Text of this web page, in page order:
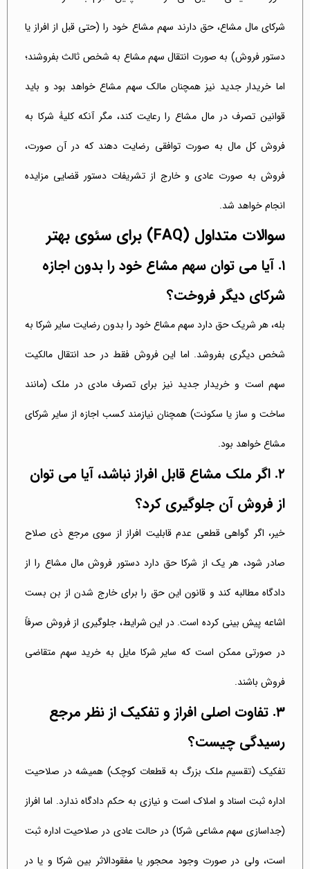
شرکای مال مشاع، حق دارند سهم مشاع خود را (حتی قبل از افراز یا
دستور فروش) به صورت انتقال سهم مشاع به شخص ثالث بفروشند؛
اما خریدار جدید نیز همچنان مالک سهم مشاع خواهد بود و باید
قوانین تصرف در مال مشاع را رعایت کند، مگر آنکه کلیۀ شرکا به
فروش کل مال به صورت توافقی رضایت دهند که در آن صورت،
فروش به صورت عادی و خارج از تشریفات دستور قضایی مزایده
انجام خواهد شد.
سوالات متداول (FAQ) برای سئوی بهتر
۱. آیا می توان سهم مشاع خود را بدون اجازه
شرکای دیگر فروخت؟
بله، هر شریک حق دارد سهم مشاع خود را بدون رضایت سایر شرکا به
شخص دیگری بفروشد. اما این فروش فقط در حد انتقال مالکیت
سهم است و خریدار جدید نیز برای تصرف مادی در ملک (مانند
ساخت و ساز یا سکونت) همچنان نیازمند کسب اجازه از سایر شرکای
مشاع خواهد بود.
۲. اگر ملک مشاع قابل افراز نباشد، آیا می توان
از فروش آن جلوگیری کرد؟
خیر، اگر گواهی قطعی عدم قابلیت افراز از سوی مرجع ذی صلاح
صادر شود، هر یک از شرکا حق دارد دستور فروش مال مشاع را از
دادگاه مطالبه کند و قانون این حق را برای خارج شدن از بن بست
اشاعه پیش بینی کرده است. در این شرایط، جلوگیری از فروش صرفاً
در صورتی ممکن است که سایر شرکا مایل به خرید سهم متقاضی
فروش باشند.
۳. تفاوت اصلی افراز و تفکیک از نظر مرجع
رسیدگی چیست؟
تفکیک (تقسیم ملک بزرگ به قطعات کوچک) همیشه در صلاحیت
اداره ثبت اسناد و املاک است و نیازی به حکم دادگاه ندارد. اما افراز
(جداسازی سهم مشاعی شرکا) در حالت عادی در صلاحیت اداره ثبت
است، ولی در صورت وجود محجور یا مفقودالاثر بین شرکا و یا در